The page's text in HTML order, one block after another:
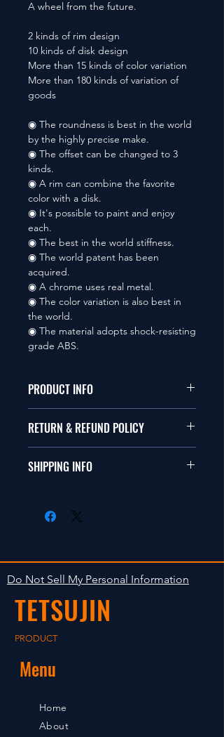
A wheel from the future.
2 kinds of rim design
10 kinds of disk design
More than 15 kinds of color variation
More than 180 kinds of variation of
goods
◉ The roundness is best in the world
by the highly precise make.
◉ The offset can be changed to 3
kinds.
◉ A rim can combine the favorite
color with a disk.
◉ It's possible to paint and enjoy
each.
◉ The best in the world stiffness.
◉ The world patent has been
acquired.
◉ A chrome uses real metal.
◉ The color variation is also best in
the world.
◉ The material adopts shock-resisting
grade ABS.
PRODUCT INFO
本品は1/10サイズのラジオコント
This items fit in with 1/10 sizes of
RETURN & REFUND POLICY
商品に明らかな欠陥がないかぎり
isn't accepted in goods.
SHIPPING INFO
します。海外への出荷は入金確認
The occasion with the stock is
shipped in 2-5 days. Shipment to
foreign countries will be shipment
after payment confirmation.
Do Not Sell My Personal Information
TETSUJIN
PRODUCT
Menu
Home
About